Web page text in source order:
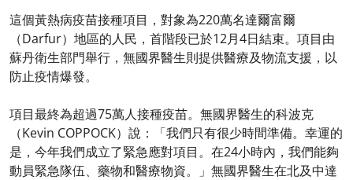
這個黃熱病疫苗接種項目，對象為220萬名達爾富爾
（Darfur）地區的人民，首階段已於12月4日結束。項目由
蘇丹衛生部門舉行，無國界醫生則提供醫療及物流支援，以
防止疫情爆發。
項目最終為超過75萬人接種疫苗。無國界醫生的科波克
（Kevin COPPOCK）說：「我們只有很少時間準備。幸運的
是，今年我們成立了緊急應對項目。在24小時內，我們能夠
動員緊急隊伍、藥物和醫療物資。」無國界醫生在北及中達